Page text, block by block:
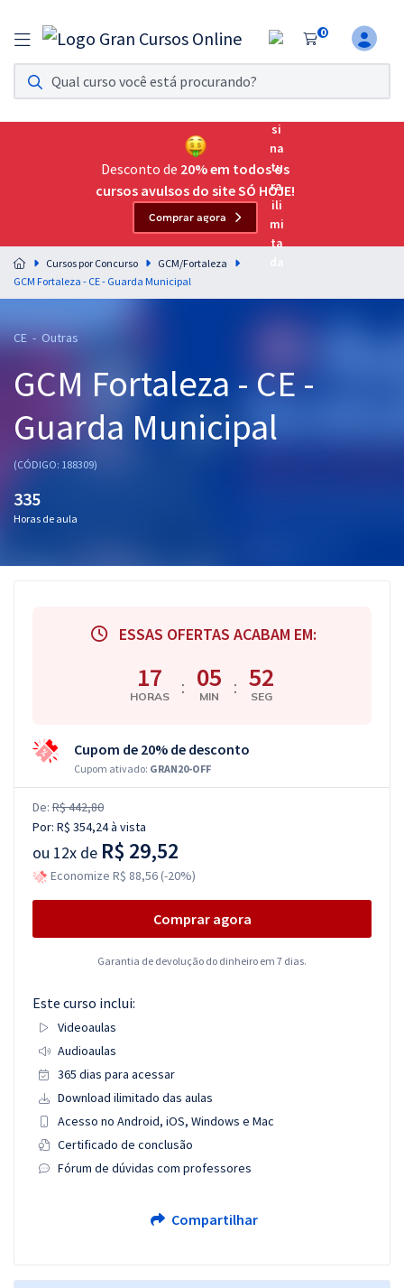
0
Assinatura Ilimitada 11
Acesso a todos os cursos. Teste grátis por 7 dias!
Assinatura OAB Até Passar
Acesso ilimitado a toda preparação para o Exame da
Residências Multiprofissionais
Preparação completa e intensiva para as principais
residências em saúde do Brasil
Cursos 20% OFF
Pós
Graduação
OAB
Conteúdo gratuito
Atendimento
Desconto de 20% em todos os
cursos avulsos do site SÓ HOJE!
Comprar agora
Cursos por Concurso
GCM/Fortaleza
GCM Fortaleza - CE - Guarda Municipal
CE - Outras
GCM Fortaleza - CE -
Guarda Municipal
(CÓDIGO: 188309)
335
Horas de aula
ESSAS OFERTAS ACABAM EM:
17
HORAS : 05
MIN : 52
SEG
Cupom de 20% de desconto
Cupom ativado: GRAN20-OFF
De: R$ 442,80
Por: R$ 354,24à vista
ou 12x de R$ 29,52
Economize R$ 88,56 (-20%)
Comprar agora
Garantia de devolução do dinheiro em 7 dias.
Este curso inclui:
Videoaulas
Audioaulas
365 dias para acessar
Download ilimitado das aulas
Acesso no Android, iOS, Windows e Mac
Certificado de conclusão
Fórum de dúvidas com professores
Compartilhar